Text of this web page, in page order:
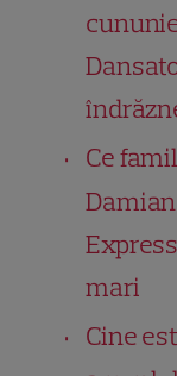
Ce
mari
Cine